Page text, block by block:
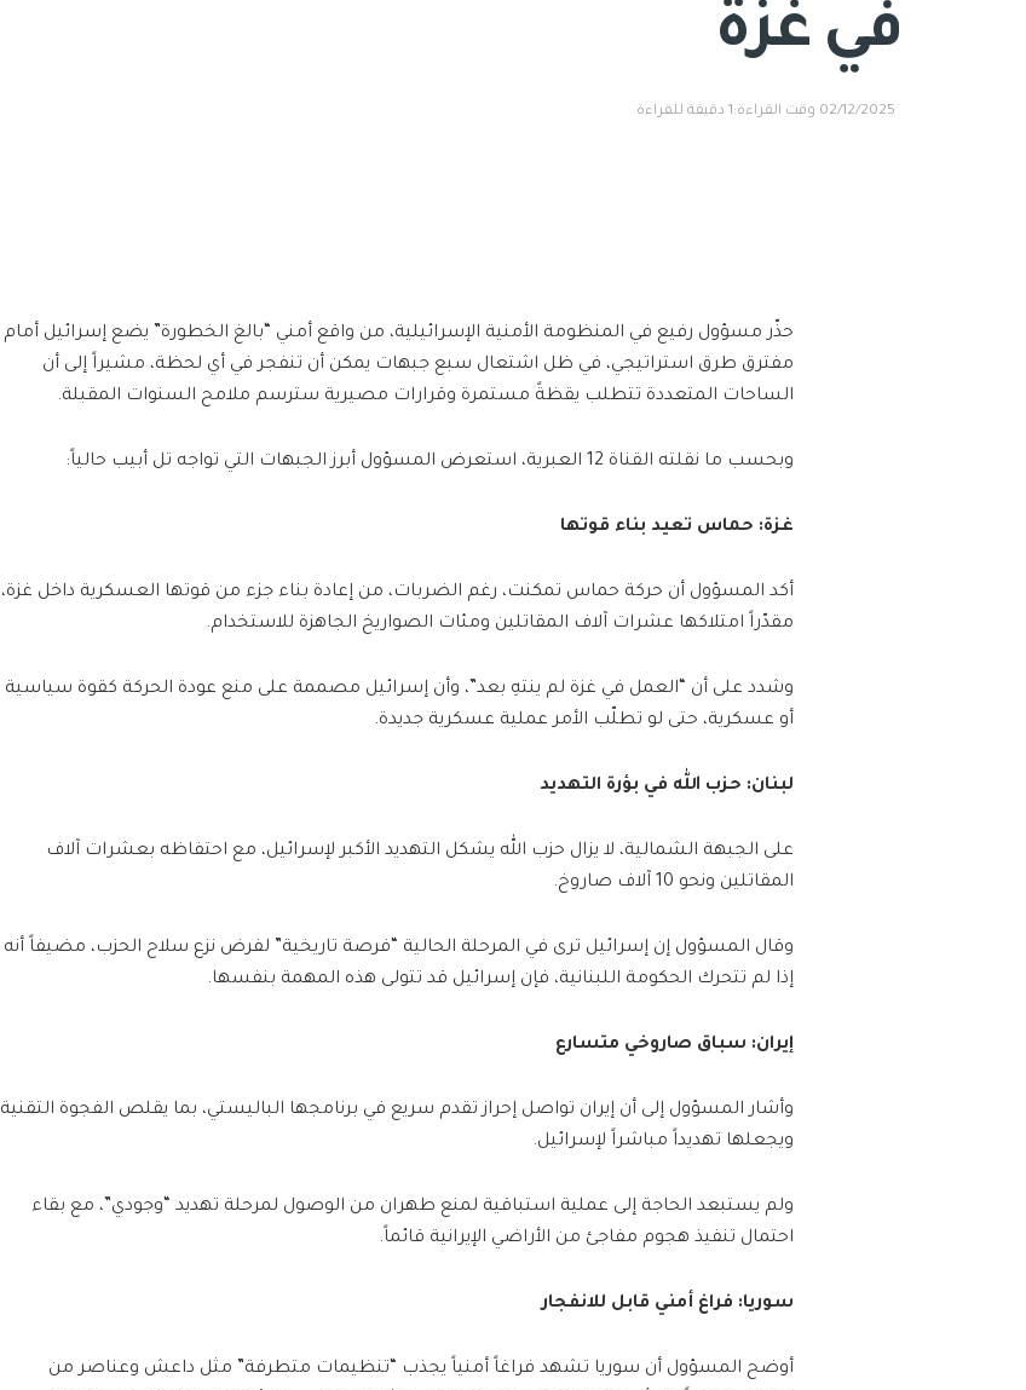
في غزة
02/12/2025 وقت القراءة:1 دقيقة للقراءة
حذّر مسؤول رفيع في المنظومة الأمنية الإسرائيلية، من واقع أمني “بالغ الخطورة” يضع إسرائيل أمام
مفترق طرق استراتيجي، في ظل اشتعال سبع جبهات يمكن أن تنفجر في أي لحظة، مشيراً إلى أن
الساحات المتعددة تتطلب يقظةً مستمرة وقرارات مصيرية سترسم ملامح السنوات المقبلة.
وبحسب ما نقلته القناة 12 العبرية، استعرض المسؤول أبرز الجبهات التي تواجه تل أبيب حالياً:
غزة: حماس تعيد بناء قوتها
أكد المسؤول أن حركة حماس تمكنت، رغم الضربات، من إعادة بناء جزء من قوتها العسكرية داخل غزة،
مقدّراً امتلاكها عشرات آلاف المقاتلين ومئات الصواريخ الجاهزة للاستخدام.
وشدد على أن “العمل في غزة لم ينتهِ بعد”، وأن إسرائيل مصممة على منع عودة الحركة كقوة سياسية
أو عسكرية، حتى لو تطلّب الأمر عملية عسكرية جديدة.
لبنان: حزب الله في بؤرة التهديد
على الجبهة الشمالية، لا يزال حزب الله يشكل التهديد الأكبر لإسرائيل، مع احتفاظه بعشرات آلاف
المقاتلين ونحو 10 آلاف صاروخ.
وقال المسؤول إن إسرائيل ترى في المرحلة الحالية “فرصة تاريخية” لفرض نزع سلاح الحزب، مضيفاً أنه
إذا لم تتحرك الحكومة اللبنانية، فإن إسرائيل قد تتولى هذه المهمة بنفسها.
إيران: سباق صاروخي متسارع
وأشار المسؤول إلى أن إيران تواصل إحراز تقدم سريع في برنامجها الباليستي، بما يقلص الفجوة التقنية
ويجعلها تهديداً مباشراً لإسرائيل.
ولم يستبعد الحاجة إلى عملية استباقية لمنع طهران من الوصول لمرحلة تهديد “وجودي”، مع بقاء
احتمال تنفيذ هجوم مفاجئ من الأراضي الإيرانية قائماً.
سوريا: فراغ أمني قابل للانفجار
أوضح المسؤول أن سوريا تشهد فراغاً أمنياً يجذب “تنظيمات متطرفة” مثل داعش وعناصر من